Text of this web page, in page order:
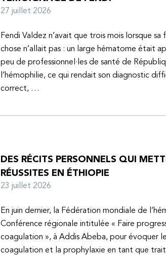
27 juillet 2026
Fendi Valdez n’avait que trois mois lorsque
chose n’allait pas : un large hématome était
peu de professionnel·les de santé de
l’hémophilie, ce qui rendait son diagnostic
correct, …
DES RÉCITS PERSONNELS QUI
RÉUSSITES EN ÉTHIOPIE
23 juillet 2026
En juin dernier, la Fédération mondiale de
Conférence régionale intitulée « Faire
coagulation », à Addis Abeba, pour évoquer
coagulation et la prophylaxie en tant que